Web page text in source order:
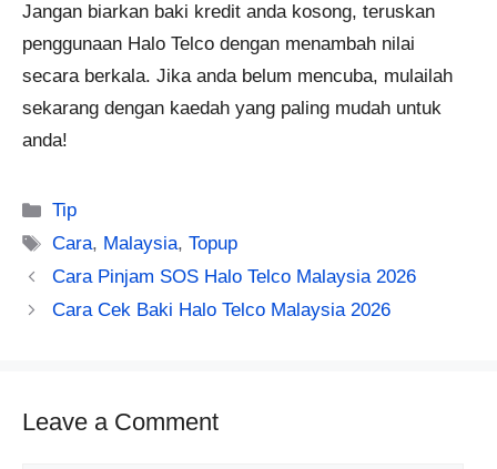
Jangan biarkan baki kredit anda kosong, teruskan
penggunaan Halo Telco dengan menambah nilai
secara berkala. Jika anda belum mencuba, mulailah
sekarang dengan kaedah yang paling mudah untuk
anda!
Categories
Tip
Tags
Cara, Malaysia,Topup
Cara Pinjam SOS Halo Telco Malaysia 2026
Cara Cek Baki Halo Telco Malaysia 2026
Leave a Comment